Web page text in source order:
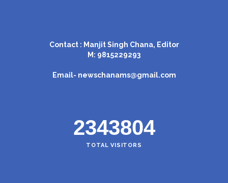
Contact : Manjit Singh Chana, Editor
M: 9815229293
Email- newschanams@gmail.com
2343804
TOTAL VISITORS